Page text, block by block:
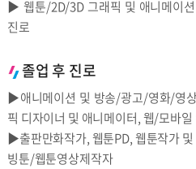
▶ 웹툰/2D/3D 그래픽 및 애니메이
진로
졸업 후 진로
▶애니메이션 및 방송/광고/영화/영
픽 디자이너 및 애니메이터, 웹/모바
▶출판만화작가, 웹툰PD, 웹툰작가
빙툰/웹툰영상제작자